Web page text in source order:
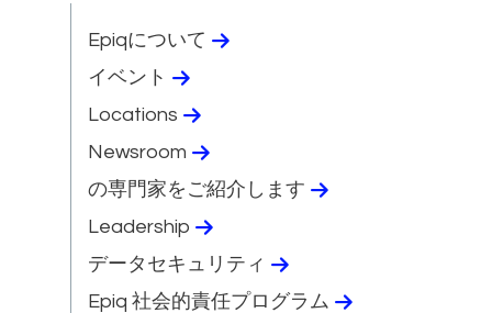
Epiqについて
イベント
Locations
Newsroom
の専門家をご紹介します
Leadership
データセキュリティ
Epiq 社会的責任プログラム